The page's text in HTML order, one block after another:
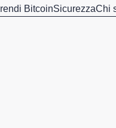
BitcoinSicurezzaChi